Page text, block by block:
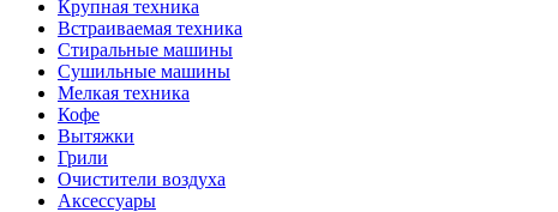
Крупная техника
Встраиваемая техника
Стиральные машины
Сушильные машины
Мелкая техника
Кофе
Вытяжки
Грили
Очистители воздуха
Аксессуары